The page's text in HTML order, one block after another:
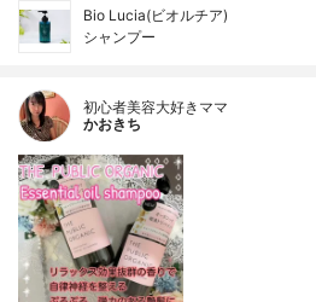
Bio Lucia(ビオルチア)
シャンプー
初心者美容大好きママ
かおきち